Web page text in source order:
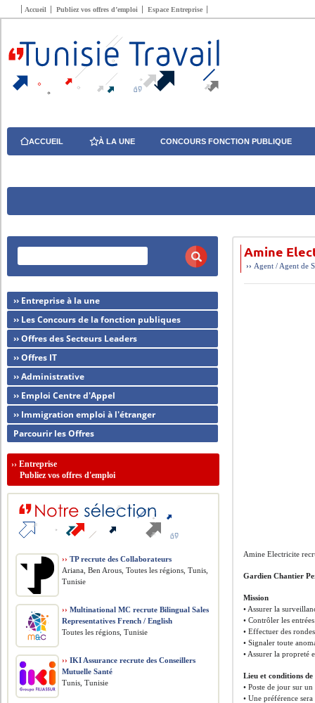
Accueil Publiez vos offres d’emploi Espace Entreprise
ACCUEIL À LA UNE CONCOURS FONCTION PUBLIQUE
Amine
›› Agent / Agent de
Amine Electricite
Gardien Chantier
Mission
• Assurer la
• Contrôler les
• Effectuer des
• Signaler toute
• Assurer la propreté
Lieu et conditions
• Poste de jour sur
• Une préférence
›› Entreprise à la une
›› Les Concours de la fonction publiques
›› Offres des Secteurs Leaders
›› Offres IT
›› Administrative
›› Emploi Centre d'Appel
›› Immigration emploi à l'étranger
Parcourir les Offres
››Entreprise
Publiez vos offres d'emploi
›› TP recrute des Collaborateurs
Ariana, Ben Arous, Toutes les régions, Tunis,
Tunisie
›› Multinational MC recrute Bilingual Sales
Representatives French / English
Toutes les régions, Tunisie
›› IKI Assurance recrute des Conseillers
Mutuelle Santé
Tunis, Tunisie